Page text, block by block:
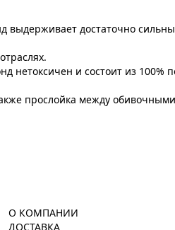
достаточно
нетоксичен и состоит из 100%
прослойка между
О КОМПАНИИ
ДОСТАВКА